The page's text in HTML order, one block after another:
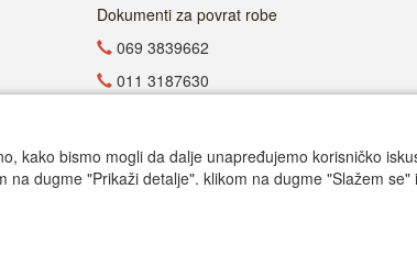
Dokumenti za povrat robe
069 3839662
011 3187630
office@dvdzona.co.rs
Radno vreme
kako bismo mogli da dalje unapređujemo korisničko
dugme "Prikaži detalje". klikom na dugme "Slažem